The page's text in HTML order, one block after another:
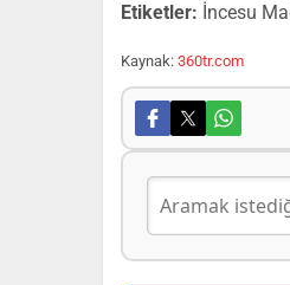
Etiketler: İncesu
Kaynak: 360tr.com